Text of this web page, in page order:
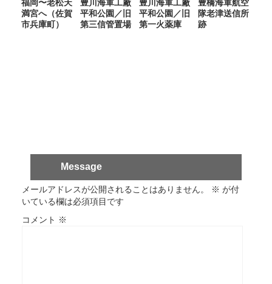
福岡〜老松天
満宮へ（佐賀
市兵庫町）
豊川海軍工廠
平和公園／旧
第三信管置場
豊川海軍工廠
平和公園／旧
第一火薬庫
豊橋海軍航空
隊老津送信所
跡
Message
メールアドレスが公開されることはありません。 ※ が付
いている欄は必須項目です
コメント ※